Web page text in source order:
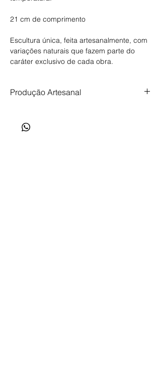
21 cm de comprimento
Escultura única, feita artesanalmente, com
variações naturais que fazem parte do
caráter exclusivo de cada obra.
Produção Artesanal
cuidado e intenção. Prazo de produção de
até 40 dias.